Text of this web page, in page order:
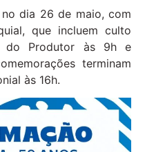
dia 26 de maio, com
que incluem culto
do Produtor às 9h e
terminam
às 16h.